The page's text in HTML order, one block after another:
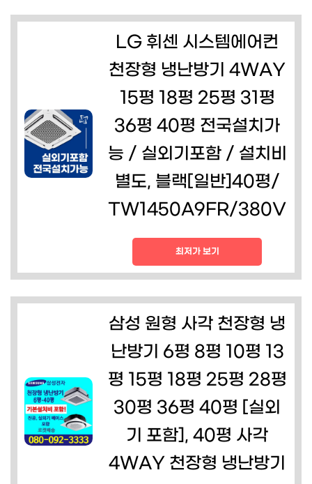
LG 휘센 시스템에어컨
천장형 냉난방기 4WAY
15평 18평 25평 31평
36평 40평 전국설치가
능 / 실외기포함 / 설치비
별도, 블랙[일반]40평/
TW1450A9FR/380V
최저가 보기
삼성 원형 사각 천장형 냉
난방기 6평 8평 10평 13
평 15평 18평 25평 28평
30평 36평 40평 [실외
기 포함], 40평 사각
4WAY 천장형 냉난방기